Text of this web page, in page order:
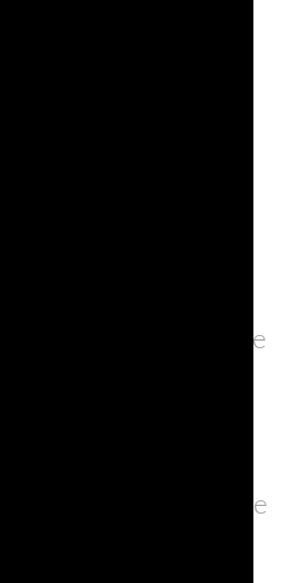
la notorietà del
ancora in fase di
la strategia resta
valore attraverso
partnership
narrazione coerente
del brand.
il Giappone si
palcoscenico chiave
bollicine italiane.